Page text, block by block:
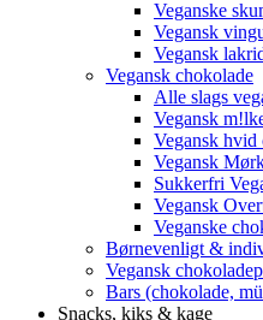
Veganske
Vegansk
Vegansk
Vegansk chokolade
Alle slags
Vegansk
Vegansk hvid
Vegansk
Sukkerfri
Vegansk
Veganske
Børnevenligt &
Vegansk
Bars (chokolade,
Snacks, kiks & kage